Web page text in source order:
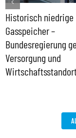
Historisch niedrige
Gasspeicher –
Bundesregierung
Versorgung und